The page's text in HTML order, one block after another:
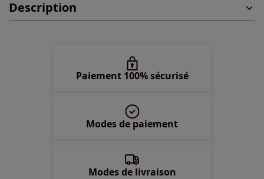
50 -En stock
Description
Paiement 100% sécurisé
Modes de paiement
Modes de livraison